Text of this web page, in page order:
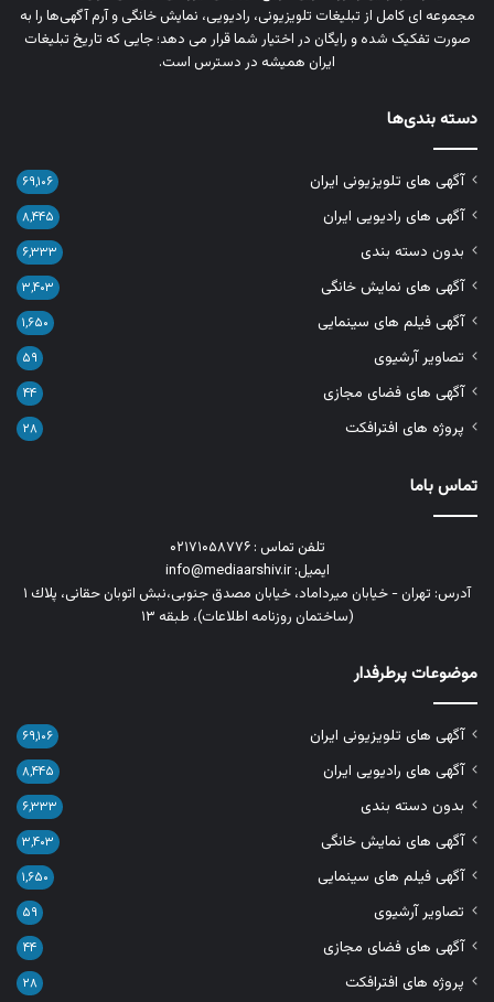
مجموعه‌ ای کامل از تبلیغات تلویزیونی، رادیویی، نمایش خانگی و آرم‌ آگهی‌ها را به‌
صورت تفکیک‌ شده و رایگان در اختیار شما قرار می‌ دهد؛ جایی که تاریخ تبلیغات
ایران همیشه در دسترس است.
دسته بندی‌ها
آگهی های تلویزیونی ایران ۶۹,۱۰۶
آگهی های رادیویی ایران ۸,۴۴۵
بدون دسته بندی ۶,۳۳۳
آگهی های نمایش خانگی ۳,۴۰۳
آگهی فیلم های سینمایی ۱,۶۵۰
تصاویر آرشیوی ۵۹
آگهی های فضای مجازی ۴۴
پروژه های افترافکت ۲۸
تماس باما
تلفن تماس : ۰۲۱۷۱۰۵۸۷۷۶
ایمیل: info@mediaarshiv.ir
آدرس: تهران - خیابان میرداماد، خیابان مصدق جنوبی،نبش اتوبان حقانی، پلاك ١
(ساختمان روزنامه اطلاعات)، طبقه ۱۳
موضوعات پرطرفدار
آگهی های تلویزیونی ایران ۶۹,۱۰۶
آگهی های رادیویی ایران ۸,۴۴۵
بدون دسته بندی ۶,۳۳۳
آگهی های نمایش خانگی ۳,۴۰۳
آگهی فیلم های سینمایی ۱,۶۵۰
تصاویر آرشیوی ۵۹
آگهی های فضای مجازی ۴۴
پروژه های افترافکت ۲۸